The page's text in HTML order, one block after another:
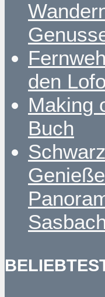
den
Making
Buch